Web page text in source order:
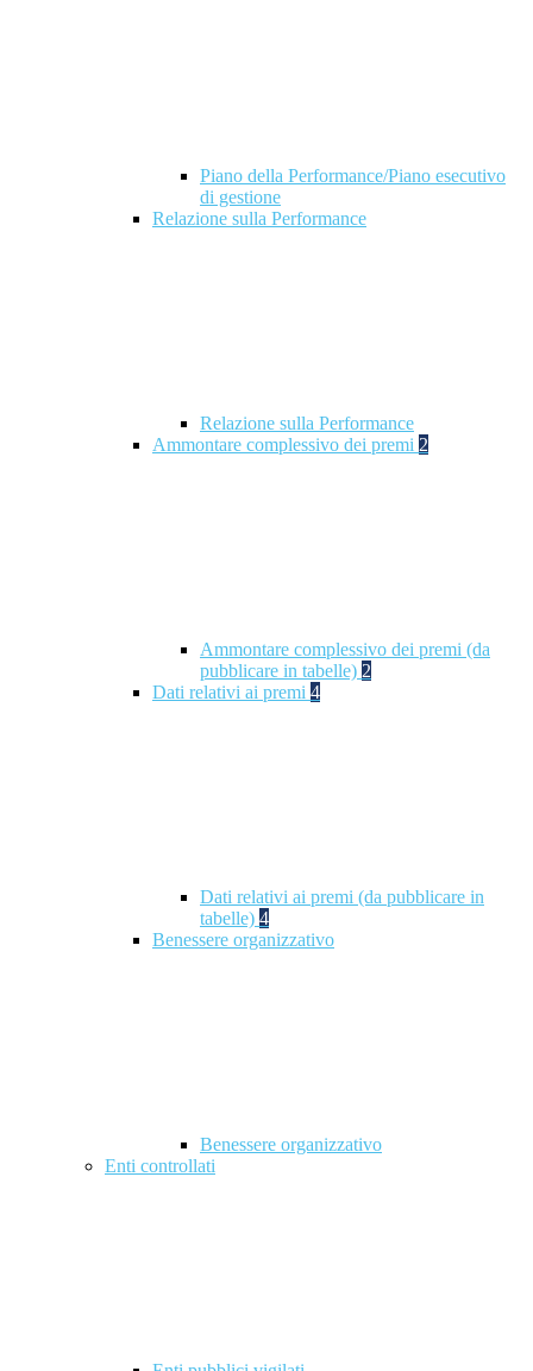
Piano della Performance/Piano esecutivo
di gestione
Relazione sulla Performance
Relazione sulla Performance
Ammontare complessivo dei premi 2
Ammontare complessivo dei premi (da
pubblicare in tabelle) 2
Dati relativi ai premi 4
Dati relativi ai premi (da pubblicare in
tabelle) 4
Benessere organizzativo
Benessere organizzativo
Enti controllati